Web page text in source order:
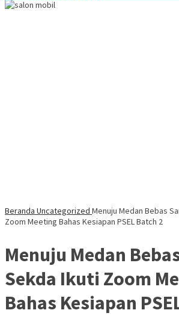
Beranda Uncategorized Menuju Medan Bebas
Zoom Meeting Bahas Kesiapan PSEL Batch 2
Menuju Medan
Sekda Ikuti Zoom
Bahas Kesiapan